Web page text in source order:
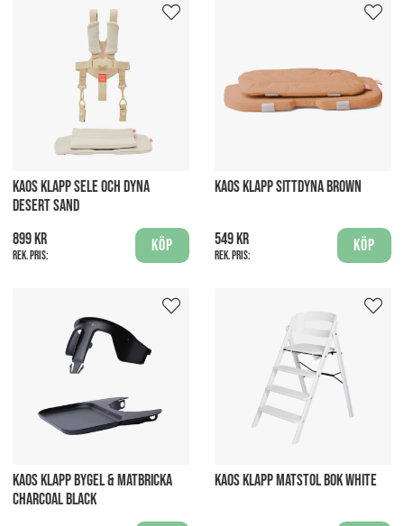
KAOS KLAPP SELE OCH DYNA
DESERT SAND
899 kr
Rek. pris:
Köp
KAOS KLAPP SITTDYNA BROWN
549 kr
Rek. pris:
Köp
KAOS KLAPP BYGEL & MATBRICKA
CHARCOAL BLACK
KAOS KLAPP MATSTOL BOK WHITE